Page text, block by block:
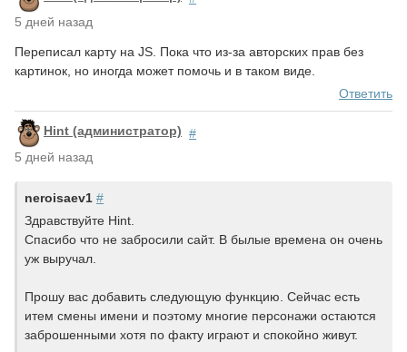
5 дней назад
Переписал карту на JS. Пока что из-за авторских прав без
картинок, но иногда может помочь и в таком виде.
Ответить
Hint (администратор) #
5 дней назад
neroisaev1 #
Здравствуйте Hint.
Спасибо что не забросили сайт. В былые времена он очень
уж выручал.
Прошу вас добавить следующую функцию. Сейчас есть
итем смены имени и поэтому многие персонажи остаются
заброшенными хотя по факту играют и спокойно живут.